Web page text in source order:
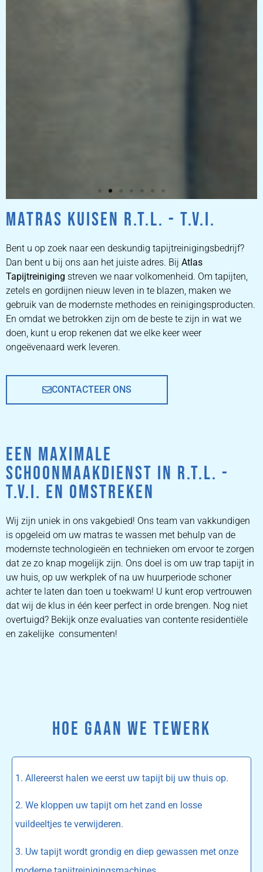
ZETEL
REINIGEN
ZETEL REINIGEN DOOR
PROFESSIONALS
PRIJZEN
MATRAS KUISEN R.T.L. - T.V.I.
Bent u op zoek naar een deskundig tapijtreinigingsbedrijf?
Dan bent u bij ons aan het juiste adres. Bij Atlas
Tapijtreiniging streven we naar volkomenheid. Om tapijten,
zetels en gordijnen nieuw leven in te blazen, maken we
gebruik van de modernste methodes en reinigingsproducten.
En omdat we betrokken zijn om de beste te zijn in wat we
doen, kunt u erop rekenen dat we elke keer weer
ongeëvenaard werk leveren.
CONTACTEER ONS
EEN MAXIMALE
SCHOONMAAKDIENST IN R.T.L. -
T.V.I. EN OMSTREKEN
Wij zijn uniek in ons vakgebied! Ons team van vakkundigen
is opgeleid om uw matras te wassen met behulp van de
modernste technologieën en technieken om ervoor te zorgen
dat ze zo knap mogelijk zijn. Ons doel is om uw trap tapijt in
uw huis, op uw werkplek of na uw huurperiode schoner
achter te laten dan toen u toekwam! U kunt erop vertrouwen
dat wij de klus in één keer perfect in orde brengen. Nog niet
overtuigd? Bekijk onze evaluaties van contente residentiële
en zakelijke consumenten!
HOE GAAN WE TEWERK
1. Allereerst halen we eerst uw tapijt bij uw thuis op.
2. We kloppen uw tapijt om het zand en losse
vuildeeltjes te verwijderen.
3. Uw tapijt wordt grondig en diep gewassen met onze